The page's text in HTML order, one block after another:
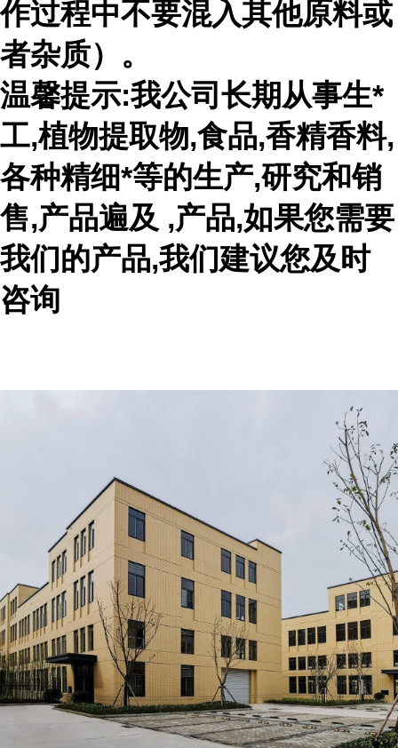
作过程中不要混入其他原料或
者杂质）。
温馨提示:我公司长期从事生*
工,植物提取物,食品,香精香料,
各种精细*等的生产,研究和销
售,产品遍及 ,产品,如果您需要
我们的产品,我们建议您及时
咨询